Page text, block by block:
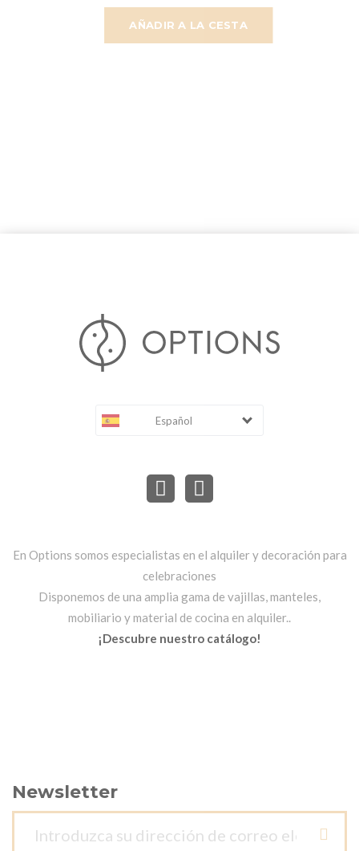
AÑADIR A LA CESTA
Español
En Options somos especialistas en el alquiler y decoración para
celebraciones
Disponemos de una amplia gama de vajillas, manteles,
mobiliario y material de cocina en alquiler..
¡Descubre nuestro catálogo!
Newsletter